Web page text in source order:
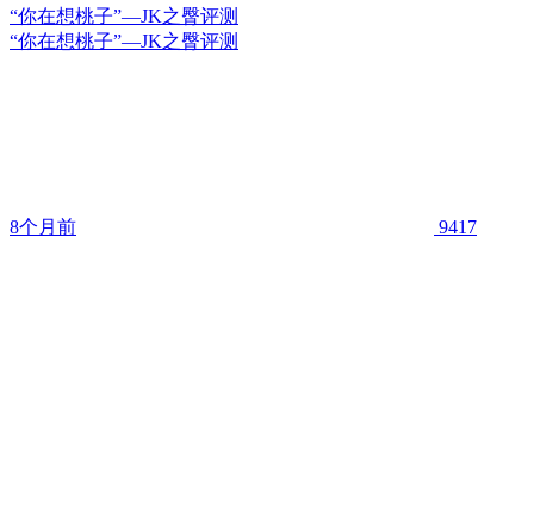
“你在想桃子”—JK之臀评测
“你在想桃子”—JK之臀评测
8个月前 9417